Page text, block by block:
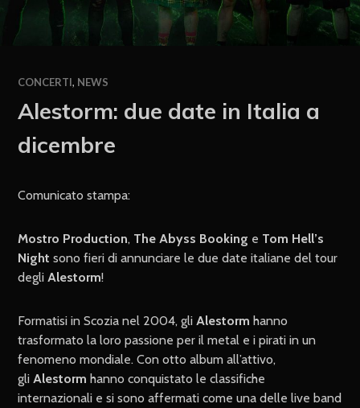
CONCERTI, NEWS
Alestorm: due date in Italia a
dicembre
Comunicato stampa:
Mostro Production, The Abyss Booking e Tom Hell’s
Night sono fieri di annunciare le due date italiane del tour
degliAlestorm!
Formatisi in Scozia nel 2004, gliAlestorm hanno
trasformato la loro passione per il metal e i pirati in un
fenomeno mondiale. Con otto album all’attivo,
gliAlestorm hanno conquistato le classifiche
internazionali e si sono affermati come una delle live band